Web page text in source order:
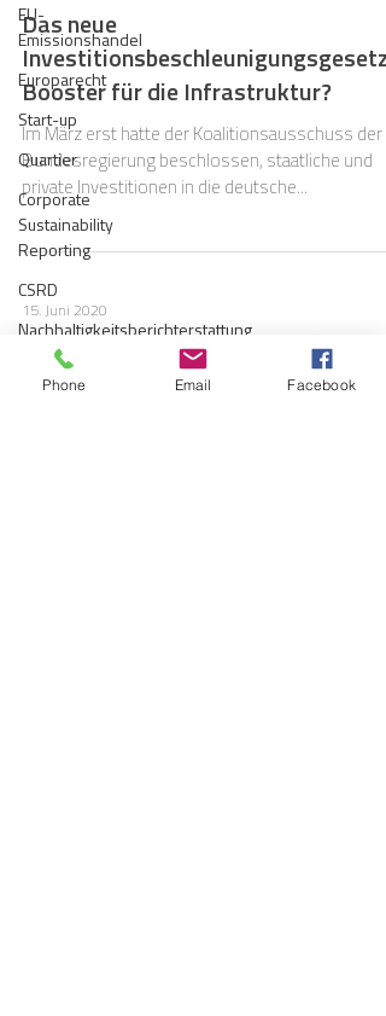
EU-
Emissionshandel
Europarecht
Start-up
Quartier
Corporate
Sustainability
Reporting
CSRD
Nachhaltigkeitsberichterstattung
Berichtspflicht
Das neue
Investitionsbeschleunigungsgesetz:
Booster für die Infrastruktur?
Im März erst hatte der Koalitionsausschuss der
Bundesregierung beschlossen, staatliche und
private Investitionen in die deutsche...
15. Juni 2020
Novellierung des
Wohnungseigentumsgesetzes: Die
Phone Email Facebook